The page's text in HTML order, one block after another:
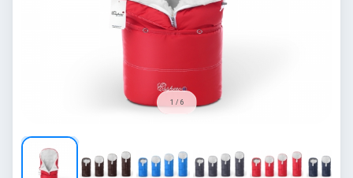
1 / 6